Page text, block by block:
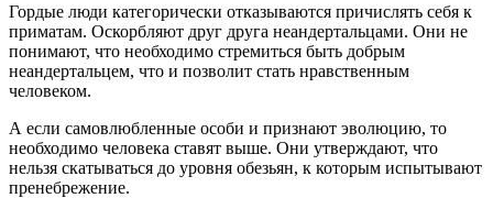
Гордые люди категорически отказываются причислять себя к
приматам. Оскорбляют друг друга неандертальцами. Они не
понимают, что необходимо стремиться быть добрым
неандертальцем, что и позволит стать нравственным
человеком.
А если самовлюбленные особи и признают эволюцию, то
необходимо человека ставят выше. Они утверждают, что
нельзя скатываться до уровня обезьян, к которым испытывают
пренебрежение.